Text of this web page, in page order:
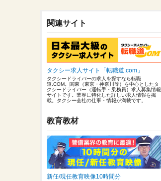
関連サイト
タクシー求人サイト「転職道.com」
タクシードライバーの求人を探すなら転職
道.COM。関東（東京・神奈川等）を中心としたタ
クシードライバー（運転手・乗務員）求人募集情報
サイトです。業界に特化した詳しい求人情報を掲
載。タクシー会社の仕事・情報が満載です。
教育教材
新任/現任教育映像10時間分